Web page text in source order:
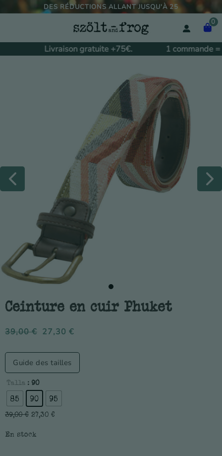
DES RÉDUCTIONS ALLANT JUSQU'À 25
0
Livraison gratuite +75€. 1 commande
Ceinture en cuir Phuket
39,00€ 27,30 €
Guide des tailles
Talla : 90
85
90
95
39,00€ 27,30 €
En stock